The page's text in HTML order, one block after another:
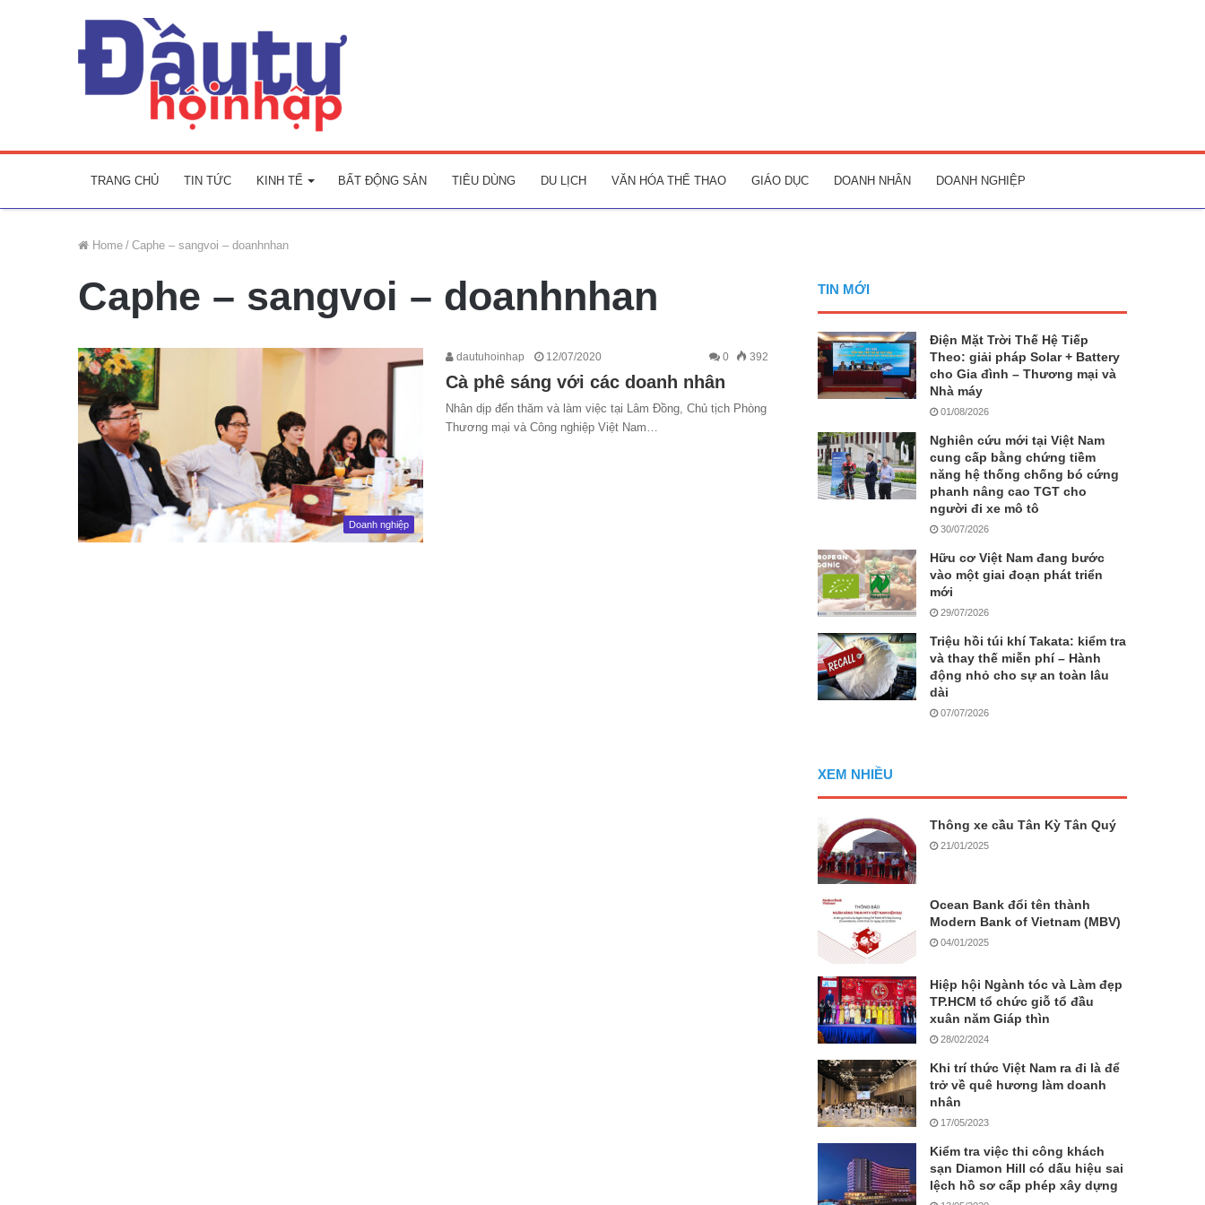
TRANG CHỦ TIN TỨC KINH TẾ BẤT ĐỘNG SẢN TIÊU DÙNG DU LỊCH VĂN HÓA THỂ THAO GIÁO DỤC DOANH NHÂN DOANH NGHIỆP
Home / Caphe – sangvoi – doanhnhan
Caphe – sangvoi – doanhnhan
Doanh nghiệp
dautuhoinhap 12/07/2020 0 392
Cà phê sáng với các doanh nhân
Nhân dịp đến thăm và làm việc tại Lâm Đồng, Chủ tịch Phòng
Thương mại và Công nghiệp Việt Nam…
TIN MỚI
Điện Mặt Trời Thế Hệ Tiếp
Theo: giải pháp Solar + Battery
cho Gia đình – Thương mại và
Nhà máy
01/08/2026
Nghiên cứu mới tại Việt Nam
cung cấp bằng chứng tiềm
năng hệ thống chống bó cứng
phanh nâng cao TGT cho
người đi xe mô tô
30/07/2026
Hữu cơ Việt Nam đang bước
vào một giai đoạn phát triển
mới
29/07/2026
Triệu hồi túi khí Takata: kiểm tra
và thay thế miễn phí – Hành
động nhỏ cho sự an toàn lâu
dài
07/07/2026
XEM NHIỀU
Thông xe cầu Tân Kỳ Tân Quý
21/01/2025
Ocean Bank đổi tên thành
Modern Bank of Vietnam (MBV)
04/01/2025
Hiệp hội Ngành tóc và Làm đẹp
TP.HCM tổ chức giỗ tổ đầu
xuân năm Giáp thìn
28/02/2024
Khi trí thức Việt Nam ra đi là để
trở về quê hương làm doanh
nhân
17/05/2023
Kiểm tra việc thi công khách
sạn Diamon Hill có dấu hiệu sai
lệch hồ sơ cấp phép xây dựng